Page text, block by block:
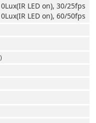
LED on), 30/25fps
LED on), 60/50fps